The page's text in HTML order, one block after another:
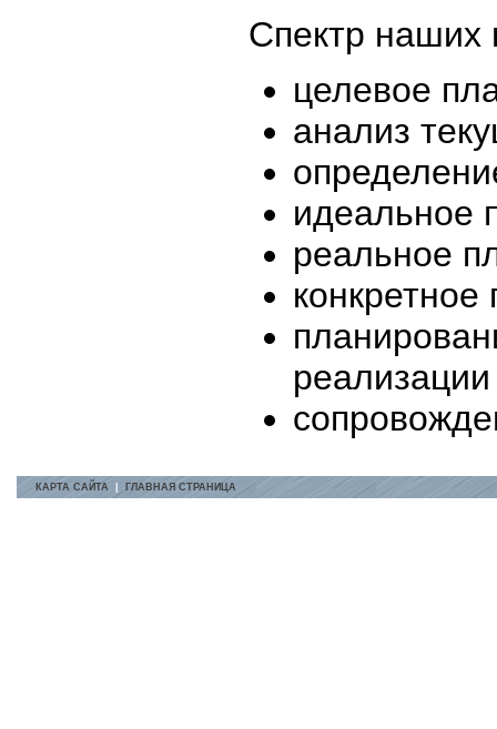
Спектр наших
целевое
анализ
идеальное
реальное
реализации
КАРТА САЙТА ГЛАВНАЯ СТРАНИЦА